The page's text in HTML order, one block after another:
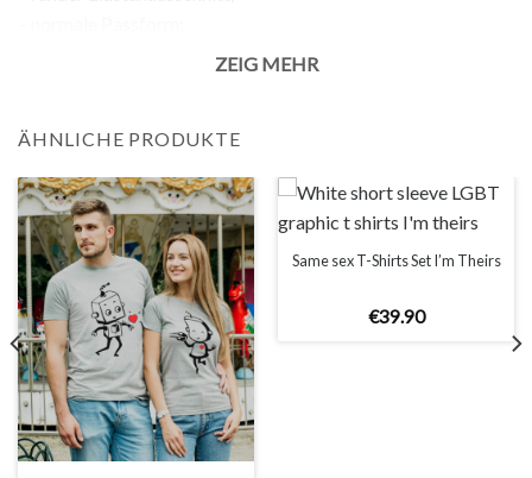
– 100% Rückgabegarantie.
Anmerkung:
Die tatsächliche Farbe Ihres Produkts kann leicht von den
Bildern der Webseite abweichen. Dies kann verschiedene
Gründe haben, wie zum Beispiel die Helligkeit Ihres
Bildschirms oder die Lichtverhältnisse.
WICHTIG: Bitte überprüfen Sie die Größentabelle bevor Sie
Ihre Bestellung aufgeben!
GRÖSSENTABELLE
ZEIG MEHR
ÄHNLICHE PRODUKTE
Same sex T-Shirts Set I’m Theirs
€39.90